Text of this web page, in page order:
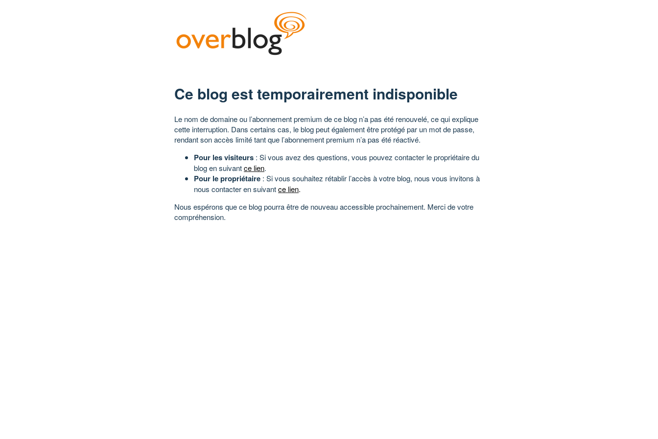
Ce blog est temporairement indisponible
Le nom de domaine ou l’abonnement premium de ce blog n’a pas été renouvelé, ce qui explique
cette interruption. Dans certains cas, le blog peut également être protégé par un mot de passe,
rendant son accès limité tant que l’abonnement premium n’a pas été réactivé.
Pour les visiteurs : Si vous avez des questions, vous pouvez contacter le propriétaire du
blog en suivantce lien.
Pour le propriétaire : Si vous souhaitez rétablir l’accès à votre blog, nous vous invitons à
nous contacter en suivantce lien.
Nous espérons que ce blog pourra être de nouveau accessible prochainement. Merci de votre
compréhension.